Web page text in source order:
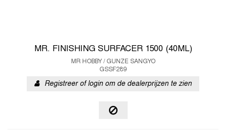
MR. FINISHING SURFACER 1500 (40ML)
MR HOBBY / GUNZE SANGYO
GSSF289
Registreer of login om de dealerprijzen te zien